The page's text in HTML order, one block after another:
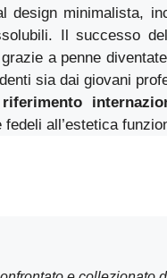
design minimalista,
Il successo
a penne
sia dai giovani
all’estetica